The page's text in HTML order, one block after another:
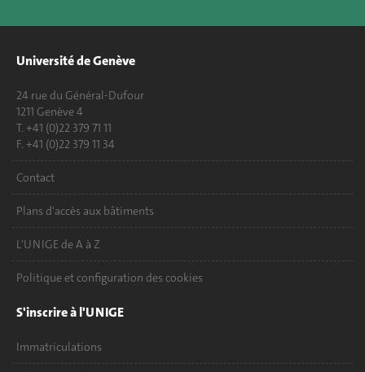
Université de Genève
24 rue du Général-Dufour
1211 Genève 4
T. +41 (0)22 379 71 11
F. +41 (0)22 379 11 34
Contact
Plans d'accès aux bâtiments
L'UNIGE de A à Z
Politique et configuration des cookies
S'inscrire à l'UNIGE
Immatriculations